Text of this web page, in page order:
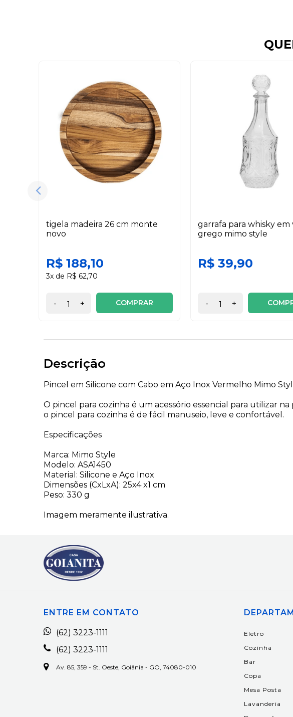
tigela madeira 26 cm monte
novo
R$ 188,10
3x de R$ 62,70
- + COMPRAR
garrafa para whisky em
grego mimo style
R$ 39,90
- +
Descrição
Pincel em Silicone com Cabo em Aço Inox Vermelho Mimo
O pincel para cozinha é um acessório essencial para utilizar
o pincel para cozinha é de fácil manuseio, leve e confortável.
Especificações
Marca: Mimo Style
Modelo: ASA1450
Material: Silicone e Aço Inox
Dimensões (CxLxA): 25x4 x1 cm
Peso: 330 g
Imagem meramente ilustrativa.
ENTRE EM CONTATO
(62) 3223-1111
(62) 3223-1111
Av. 85, 359 - St. Oeste, Goiânia - GO, 74080-010
Eletro
Cozinha
Bar
Copa
Mesa Posta
Lavanderia